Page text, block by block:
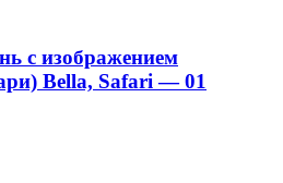
с изображением
Bella, Safari — 01